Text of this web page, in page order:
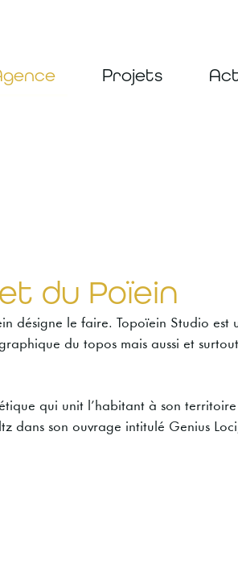
Projets
du Poïein
désigne le faire. Topoïein Studio est
du topos mais aussi et
qui unit l’habitant à son territoire
dans son ouvrage intitulé Genius